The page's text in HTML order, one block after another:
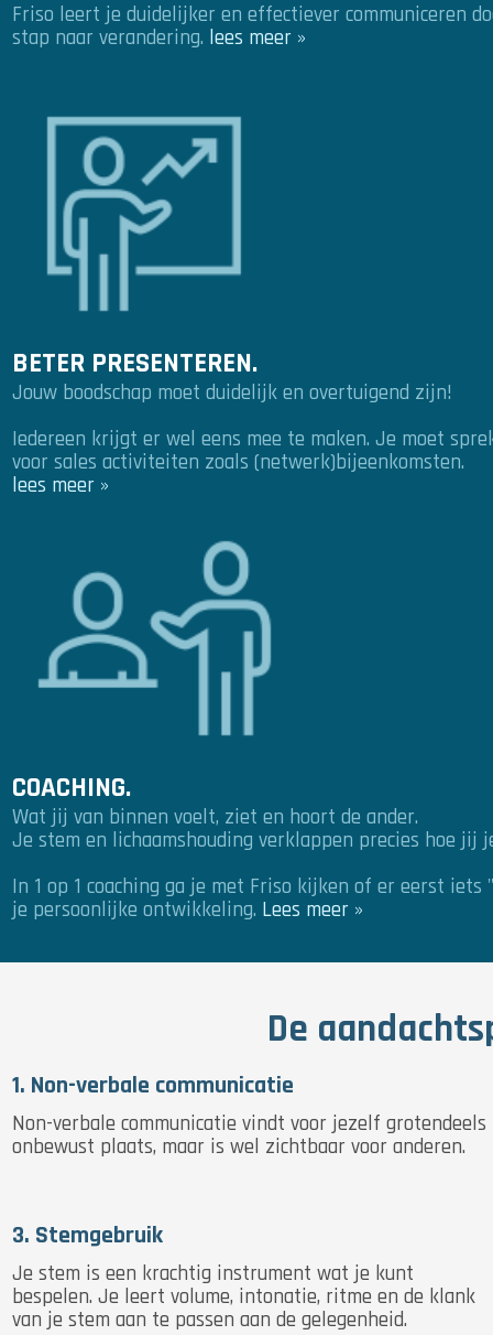
Friso leert je duidelijker en effectiever communiceren
stap naar verandering. lees meer »
BETER PRESENTEREN.
Jouw boodschap moet duidelijk en overtuigend zijn!
Iedereen krijgt er wel eens mee te maken. Je moet
voor sales activiteiten zoals (netwerk)bijeenkomsten.
lees meer »
COACHING.
Wat jij van binnen voelt, ziet en hoort de ander.
Je stem en lichaamshouding verklappen precies hoe jij
In 1 op 1 coaching ga je met Friso kijken of er eerst
je persoonlijke ontwikkeling. Lees meer »
De
1. Non-verbale communicatie
Non-verbale communicatie vindt voor jezelf grotendeels
onbewust plaats, maar is wel zichtbaar voor anderen.
3. Stemgebruik
Je stem is een krachtig instrument wat je kunt
bespelen. Je leert volume, intonatie, ritme en de klank
van je stem aan te passen aan de gelegenheid.